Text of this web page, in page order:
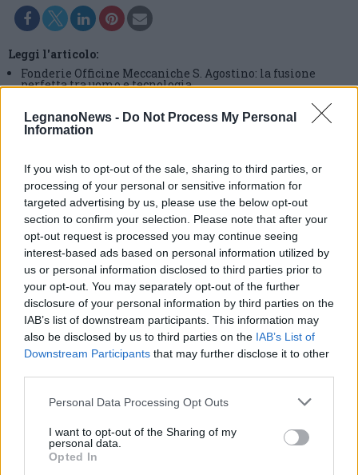
LegnanoNews - Do Not Process My Personal
Information
If you wish to opt-out of the sale, sharing to third parties, or
processing of your personal or sensitive information for
targeted advertising by us, please use the below opt-out
section to confirm your selection. Please note that after your
opt-out request is processed you may continue seeing
interest-based ads based on personal information utilized by
us or personal information disclosed to third parties prior to
your opt-out. You may separately opt-out of the further
disclosure of your personal information by third parties on the
IAB’s list of downstream participants. This information may
also be disclosed by us to third parties on the IAB’s List of
Downstream Participants that may further disclose it to other
Personal Data Processing Opt Outs
I want to opt-out of the Sharing of my
personal data.
Opted In
Leggi l'articolo:
Fonderie Officine Meccaniche S. Agostino: la fusione
perfetta tra uomo e tecnologia
Commenti
Accedioregistratiper commentare questo
L'email è richiesta ma non verrà mostrata ai visitatori. Il contenuto di questo
commento esprime il pensiero dell'autore e non rappresenta la linea editoriale
di VareseNews.it, che rimane autonoma e indipendente. I messaggi inclusi nei